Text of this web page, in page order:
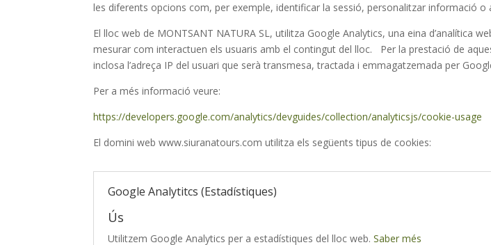
les diferents opcions com, per exemple, identificar la sessió, personalitzar informació o
El lloc web de MONTSANT NATURA SL, utilitza Google Analytics, una eina d’analítica
mesurar com interactuen els usuaris amb el contingut del lloc. Per la prestació de
inclosa l’adreça IP del usuari que serà transmesa, tractada i emmagatzemada per
Per a més informació veure:
https://developers.google.com/analytics/devguides/collection/analyticsjs/cookie-usage
El domini web www.siuranatours.com utilitza els següents tipus de cookies:
Google Analytitcs (Estadístiques)
Ús
Utilitzem Google Analytics per a estadístiques del lloc web.Saber més